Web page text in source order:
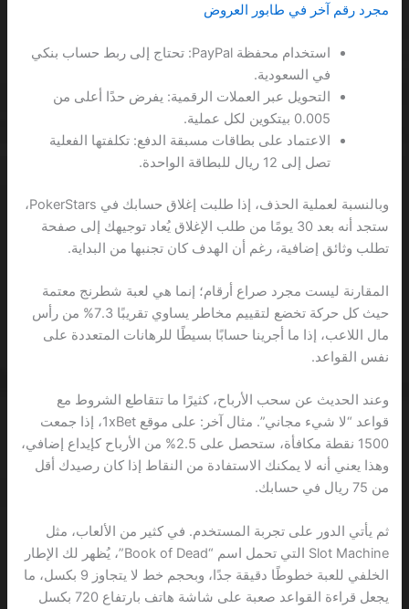
مجرد رقم آخر في طابور العروض
استخدام محفظة PayPal: تحتاج إلى ربط حساب بنكي
في السعودية.
التحويل عبر العملات الرقمية: يفرض حدًا أعلى من
0.005 بيتكوين لكل عملية.
الاعتماد على بطاقات مسبقة الدفع: تكلفتها الفعلية
تصل إلى 12 ريال للبطاقة الواحدة.
وبالنسبة لعملية الحذف، إذا طلبت إغلاق حسابك في PokerStars،
ستجد أنه بعد 30 يومًا من طلب الإغلاق يُعاد توجيهك إلى صفحة
تطلب وثائق إضافية، رغم أن الهدف كان تجنبها من البداية.
المقارنة ليست مجرد صراع أرقام؛ إنما هي لعبة شطرنج معتمة
حيث كل حركة تخضع لتقييم مخاطر يساوي تقريبًا 7.3% من رأس
مال اللاعب، إذا ما أجرينا حسابًا بسيطًا للرهانات المتعددة على
نفس القواعد.
وعند الحديث عن سحب الأرباح، كثيرًا ما تتقاطع الشروط مع
قواعد “لا شيء مجاني”. مثال آخر: على موقع 1xBet، إذا جمعت
1500 نقطة مكافأة، ستحصل على 2.5% من الأرباح كإيداع إضافي،
وهذا يعني أنه لا يمكنك الاستفادة من النقاط إذا كان رصيدك أقل
من 75 ريال في حسابك.
ثم يأتي الدور على تجربة المستخدم. في كثير من الألعاب، مثل
Slot Machine التي تحمل اسم “Book of Dead”، يُظهر لك الإطار
الخلفي للعبة خطوطًا دقيقة جدًا، وبحجم خط لا يتجاوز 9 بكسل، ما
يجعل قراءة القواعد صعبة على شاشة هاتف بارتفاع 720 بكسل